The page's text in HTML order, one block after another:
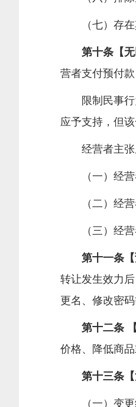
（七）存在其
第十条【无民
营者支付预付
限制民事行为
应予支持，但
经营者主张从
（一）经营者
（二）经营
（三）经营者
第十一条【
转让发生效力
更名、修改密
第十二条 【
价格、降低商
第十三条【
（一）变更经